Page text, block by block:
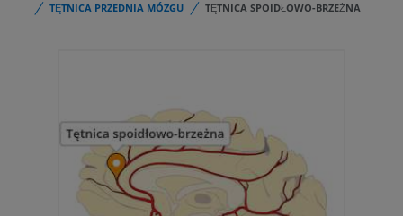
TĘTNICA PRZEDNIA MÓZGU
TĘTNICA SPOIDŁOWO-BRZEŻNA